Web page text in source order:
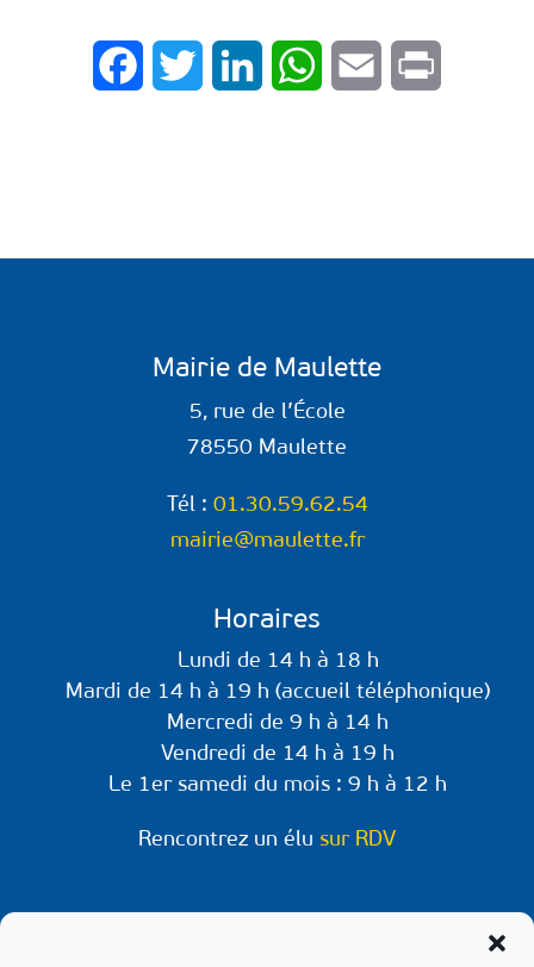
FacebookTwitter LinkedIn WhatsAppEmail
Mairie de Maulette
5, rue de l’École
78550 Maulette
Tél : 01.30.59.62.54
mairie@maulette.fr
Horaires
Lundi de 14 h à 18 h
Mardi de 14 h à 19 h (accueil téléphonique)
Mercredi de 9 h à 14 h
Vendredi de 14 h à 19 h
Le 1er samedi du mois : 9 h à 12 h
Rencontrez un élu sur RDV